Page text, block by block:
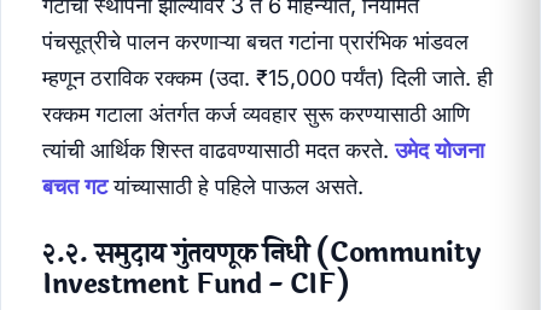
पंचसूत्रीचे पालन करणाऱ्या बचत गटांना प्रारंभिक भांडवल
म्हणून ठराविक रक्कम (उदा. ₹15,000 पर्यंत) दिली जाते. ही
रक्कम गटाला अंतर्गत कर्ज व्यवहार सुरू करण्यासाठी आणि
त्यांची आर्थिक शिस्त वाढवण्यासाठी मदत करते.उमेद योजना
बचत गटयांच्यासाठी हे पहिले पाऊल असते.
२.२. समुदाय गुंतवणूक निधी (Community
Investment Fund - CIF)